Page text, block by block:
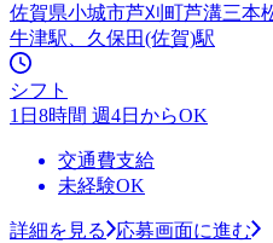
佐賀県小城市芦刈町芦溝三本
牛津駅、久保田(佐賀)駅
シフト
1日8時間 週4日からOK
交通費支給
未経験OK
詳細を見る
応募画面に進む